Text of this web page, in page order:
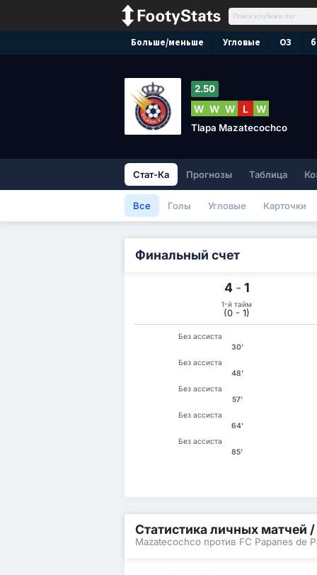
Больше/меньше Угловые ОЗ
2.50
W W W L W
Tlapa Mazatecochco
Стат-Ка Прогнозы Таблица
Все Голы Угловые Карточки
Финальный счет
4 - 1
1-й тайм
(0 - 1)
Без ассиста
30'
Без ассиста
48'
Без ассиста
57'
Без ассиста
64'
Без ассиста
85'
Статистика личных матчей
Mazatecochco против FC Papanes de